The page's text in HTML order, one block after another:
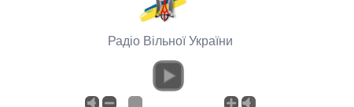
Радіо Вільної України